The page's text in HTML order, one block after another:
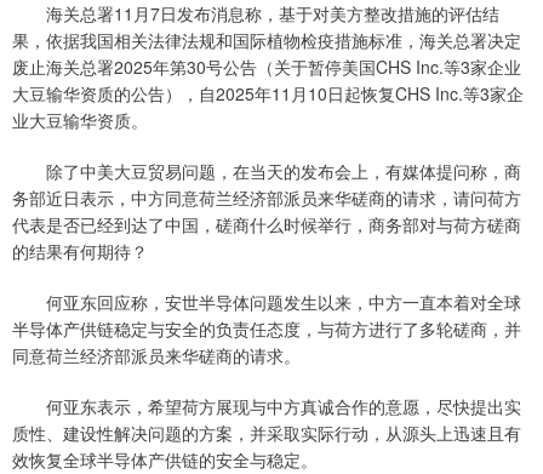
海关总署11月7日发布消息称，基于对美方整改措施的评估结
果，依据我国相关法律法规和国际植物检疫措施标准，海关总署决定
废止海关总署2025年第30号公告（关于暂停美国CHS Inc.等3家企业
大豆输华资质的公告），自2025年11月10日起恢复CHS Inc.等3家企
业大豆输华资质。
除了中美大豆贸易问题，在当天的发布会上，有媒体提问称，商
务部近日表示，中方同意荷兰经济部派员来华磋商的请求，请问荷方
代表是否已经到达了中国，磋商什么时候举行，商务部对与荷方磋商
的结果有何期待？
何亚东回应称，安世半导体问题发生以来，中方一直本着对全球
半导体产供链稳定与安全的负责任态度，与荷方进行了多轮磋商，并
同意荷兰经济部派员来华磋商的请求。
何亚东表示，希望荷方展现与中方真诚合作的意愿，尽快提出实
质性、建设性解决问题的方案，并采取实际行动，从源头上迅速且有
效恢复全球半导体产供链的安全与稳定。